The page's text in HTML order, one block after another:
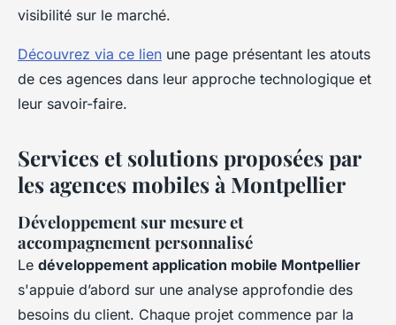
visibilité sur le marché.
Découvrez via ce lien une page présentant les atouts
de ces agences dans leur approche technologique et
leur savoir-faire.
Services et solutions proposées par
les agences mobiles à Montpellier
Développement sur mesure et
accompagnement personnalisé
Le développement application mobile Montpellier
s'appuie d’abord sur une analyse approfondie des
besoins du client. Chaque projet commence par la